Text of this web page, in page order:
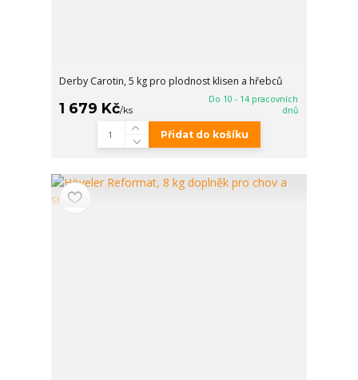
Derby Carotin, 5 kg pro plodnost klisen a hřebců
1 679 Kč/ks
Do 10 - 14 pracovních
dnů
Přidat do košíku